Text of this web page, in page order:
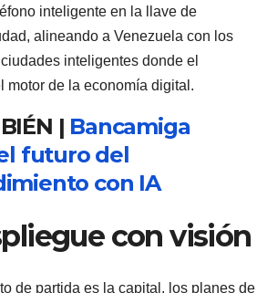
inteligente en la llave de
alineando a Venezuela con los
inteligentes donde el
motor de la economía digital.
| Bancamiga
futuro del
con IA
con
de partida es la capital, los planes